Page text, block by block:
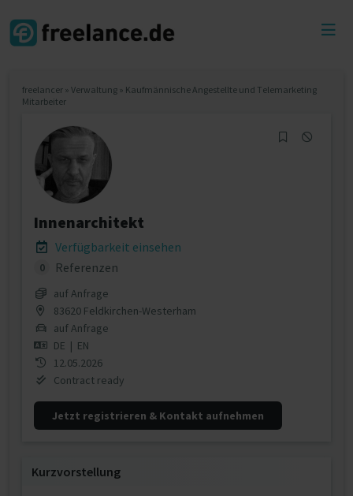
freelancer » Verwaltung » Kaufmännische Angestellte und Telemarketing
Mitarbeiter
Innenarchitekt
Verfügbarkeit einsehen
0 Referenzen
auf Anfrage
83620 Feldkirchen-Westerham
auf Anfrage
DE | EN
12.05.2026
Contract ready
Jetzt registrieren & Kontakt aufnehmen
Kurzvorstellung